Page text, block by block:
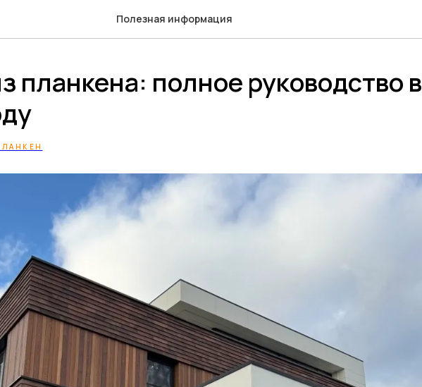
Полезная информация
планкена: полное руководство в